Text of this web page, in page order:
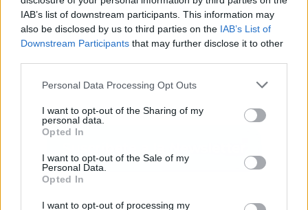
IAB’s list of downstream participants. This information may
also be disclosed by us to third parties on the IAB’s List of
Downstream Participants that may further disclose it to other
Personal Data Processing Opt Outs
I want to opt-out of the Sharing of my
personal data.
Opted In
I want to opt-out of the Sale of my
Personal Data.
Opted In
I want to opt-out of processing my